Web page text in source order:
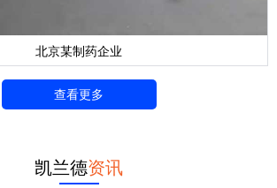
北京某制药企业
查看更多
凯兰德资讯